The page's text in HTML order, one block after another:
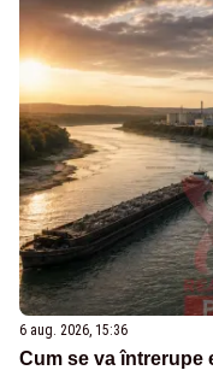
6 aug. 2026, 15:36
Cum se va întrerupe